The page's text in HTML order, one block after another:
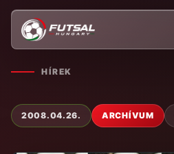
HÍREK
2008.04.26. ARCHÍVUM